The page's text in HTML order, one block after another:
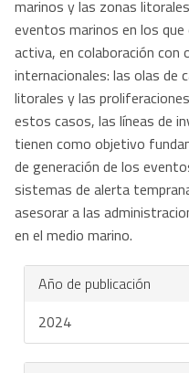
marinos y las zonas
eventos marinos en los
activa, en colaboración con
internacionales: las olas de
litorales y las
estos casos, las líneas de
tienen como objetivo
de generación de los
sistemas de alerta
asesorar a las
en el medio marino.
Año de publicación
2024